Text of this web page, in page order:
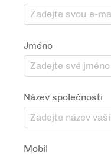
Jméno
Název společnosti
Mobil